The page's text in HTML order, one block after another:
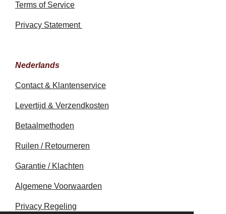
Terms of Service
Privacy Statement
Nederlands
Contact & Klantenservice
Levertijd & Verzendkosten
Betaalmethoden
Ruilen / Retourneren
Garantie / Klachten
Algemene Voorwaarden
Privacy Regeling